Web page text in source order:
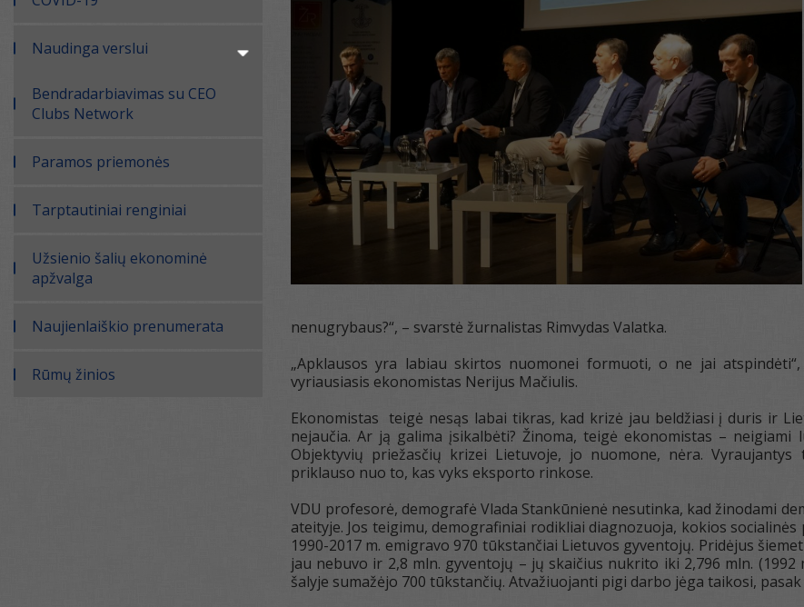
Naudinga verslui
Bendradarbiavimas su CEO
Clubs Network
Paramos priemonės
Tarptautiniai renginiai
Užsienio šalių ekonominė
apžvalga
Naujienlaiškio prenumerata
Rūmų žinios
nenugrybaus?“, – svarstė žurnalistas Rimvydas Valatka.
„Apklausos yra labiau skirtos nuomonei formuoti, o ne jai
vyriausiasis ekonomistas Nerijus Mačiulis.
Ekonomistas teigė nesąs labai tikras, kad krizė jau beldžiasi į duris ir
nejaučia. Ar ją galima įsikalbėti? Žinoma, teigė ekonomistas –
Objektyvių priežasčių krizei Lietuvoje, jo nuomone, nėra.
priklauso nuo to, kas vyks eksporto rinkose.
VDU profesorė, demografė Vlada Stankūnienė nesutinka, kad žinodami
ateityje. Jos teigimu, demografiniai rodikliai diagnozuoja, kokios
1990-2017 m. emigravo 970 tūkstančiai Lietuvos gyventojų. Pridėjus
jau nebuvo ir 2,8 mln. gyventojų – jų skaičius nukrito iki 2,796 mln.
šalyje sumažėjo 700 tūkstančių. Atvažiuojanti pigi darbo jėga taikosi,